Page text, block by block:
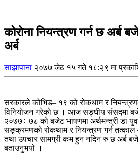
कोरोना नियन्त्रण गर्न छ अर्ब
अर्ब
साझापाना २०७७ जेठ १५ गते १८:२९ मा
सरकारले कोभिड– १९ को रोकथाम र
विनियोजन गरेको छ । आज सङ्घीय संसद्मा
२०७७÷ ७८ को बजेट भाषणमा अर्थमन्त्री डा
सङ्क्रमणको रोकथाम र नियन्त्रण गर्न
तथा उपचार सामग्री कम हुन नदिन रु छ अर्ब
बताउनुभयो ।